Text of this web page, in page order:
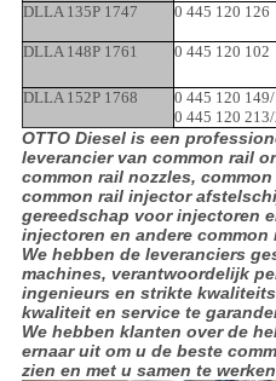
DLLA 135P 1747 0 445 120 126
DLLA 148P 1761 0 445 120 102
DLLA 152P 1768
0 445 120
0 445 120
OTTO Diesel is een
leverancier van common rail
common rail nozzles,
common rail injector
gereedschap voor injectoren
injectoren en andere common
We hebben de leveranciers
machines, verantwoordelijk
ingenieurs en strikte
kwaliteit en service te
We hebben klanten over de
ernaar uit om u de beste
zien en met u samen te